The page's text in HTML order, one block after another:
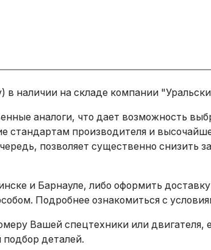
наличии на складе компании
аналоги, что дает возможность
стандартам производителя и
позволяет существенно снизить
и Барнауле, либо оформить
Подробнее ознакомиться с
Вашей спецтехники или двигателя,
деталей.